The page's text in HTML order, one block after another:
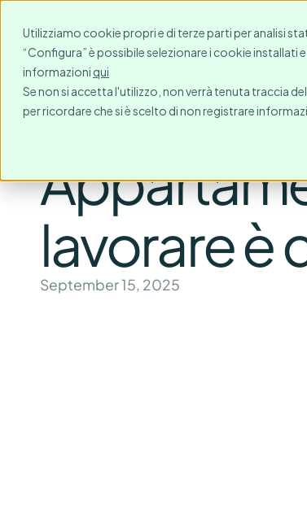
Utilizziamo cookie propri e di terze parti per analisi
“Configura” è possibile selezionare i cookie installati
informazioni qui
Se non si accetta l'utilizzo, non verrà tenuta traccia
per ricordare che si è scelto di non registrare
Per chi?
lavorare è
September 15, 2025